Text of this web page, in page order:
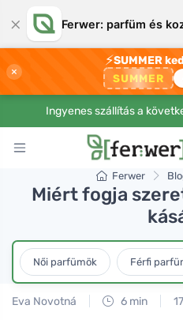
× Ferwer: parfüm és
×
⚡SUMMER
SUMMER
Ingyenes szállítás a
Ferwer
Miért fogja
Női parfümök Férfi
Eva Novotná 6 min